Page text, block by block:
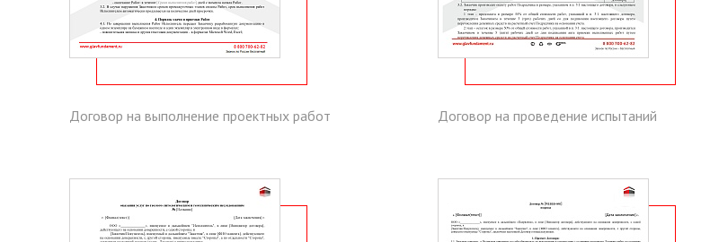
Договор на выполнение проектных работ Договор на проведение испытаний